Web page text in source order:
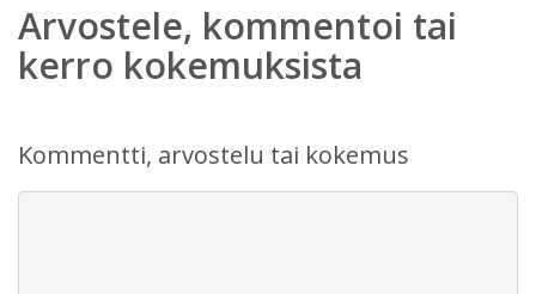
Arvostele, kommentoi tai
kerro kokemuksista
Kommentti, arvostelu tai kokemus